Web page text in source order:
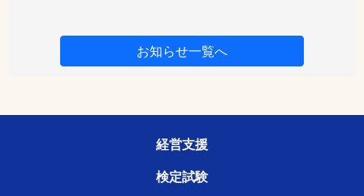
お知らせ一覧へ
経営支援
検定試験